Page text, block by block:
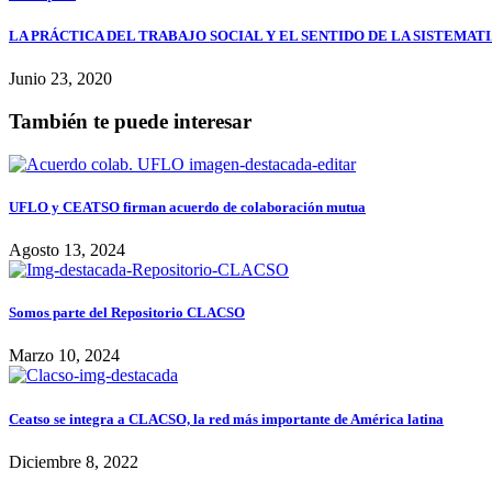
LA PRÁCTICA DEL TRABAJO SOCIAL Y EL SENTIDO DE LA
Junio 23, 2020
También te puede interesar
UFLO y CEATSO firman acuerdo de colaboración mutua
Agosto 13, 2024
Somos parte del Repositorio CLACSO
Marzo 10, 2024
Ceatso se integra a CLACSO, la red más importante de América latina
Diciembre 8, 2022